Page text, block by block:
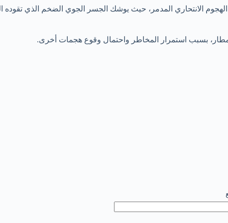
المدمر، حيث يوشك الجسر الجوي الضخم الذي تقوده
بسبب استمرار المخاطر واحتمال وقوع هجمات أخرى.